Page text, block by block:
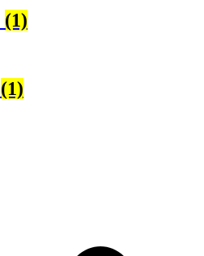
(1)
(1)